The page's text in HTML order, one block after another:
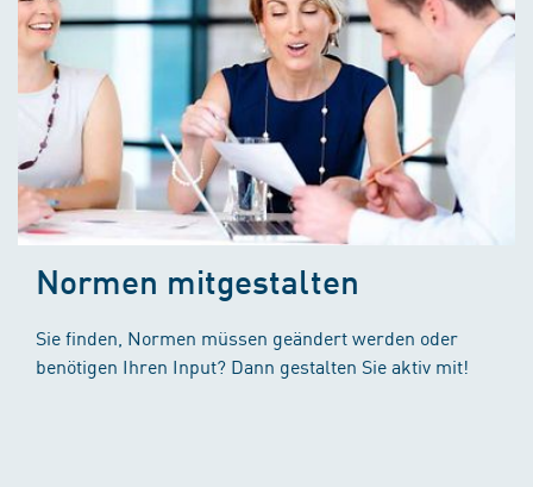
Normen mitgestalten
Sie finden, Normen müssen geändert werden oder
benötigen Ihren Input? Dann gestalten Sie aktiv mit!